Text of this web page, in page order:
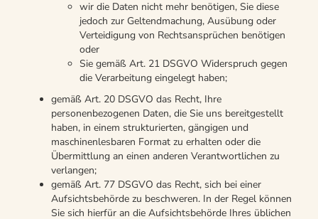
wir die Daten nicht mehr benötigen, Sie diese
jedoch zur Geltendmachung, Ausübung oder
Verteidigung von Rechtsansprüchen benötigen
oder
Sie gemäß Art. 21 DSGVO Widerspruch gegen
die Verarbeitung eingelegt haben;
gemäß Art. 20 DSGVO das Recht, Ihre
personenbezogenen Daten, die Sie uns bereitgestellt
haben, in einem strukturierten, gängigen und
maschinenlesbaren Format zu erhalten oder die
Übermittlung an einen anderen Verantwortlichen zu
verlangen;
gemäß Art. 77 DSGVO das Recht, sich bei einer
Aufsichtsbehörde zu beschweren. In der Regel können
Sie sich hierfür an die Aufsichtsbehörde Ihres üblichen